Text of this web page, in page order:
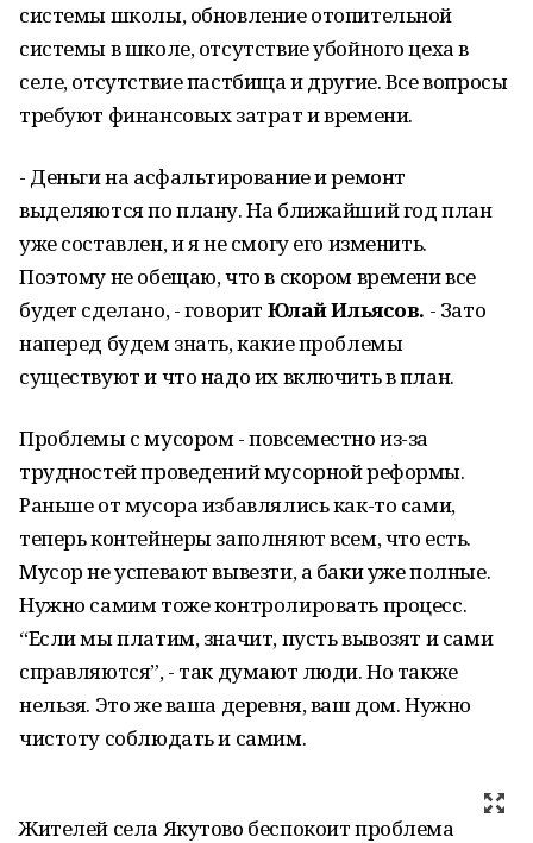
системы школы, обновление отопительной
системы в школе, отсутствие убойного цеха в
селе, отсутствие пастбища и другие. Все вопросы
требуют финансовых затрат и времени.
- Деньги на асфальтирование и ремонт
выделяются по плану. На ближайший год план
уже составлен, и я не смогу его изменить.
Поэтому не обещаю, что в скором времени все
будет сделано, - говорит Юлай Ильясов. - Зато
наперед будем знать, какие проблемы
существуют и что надо их включить в план.
Проблемы с мусором - повсеместно из-за
трудностей проведений мусорной реформы.
Раньше от мусора избавлялись как-то сами,
теперь контейнеры заполняют всем, что есть.
Мусор не успевают вывезти, а баки уже полные.
Нужно самим тоже контролировать процесс.
“Если мы платим, значит, пусть вывозят и сами
справляются”, - так думают люди. Но также
нельзя. Это же ваша деревня, ваш дом. Нужно
чистоту соблюдать и самим.
Жителей села Якутово беспокоит проблема